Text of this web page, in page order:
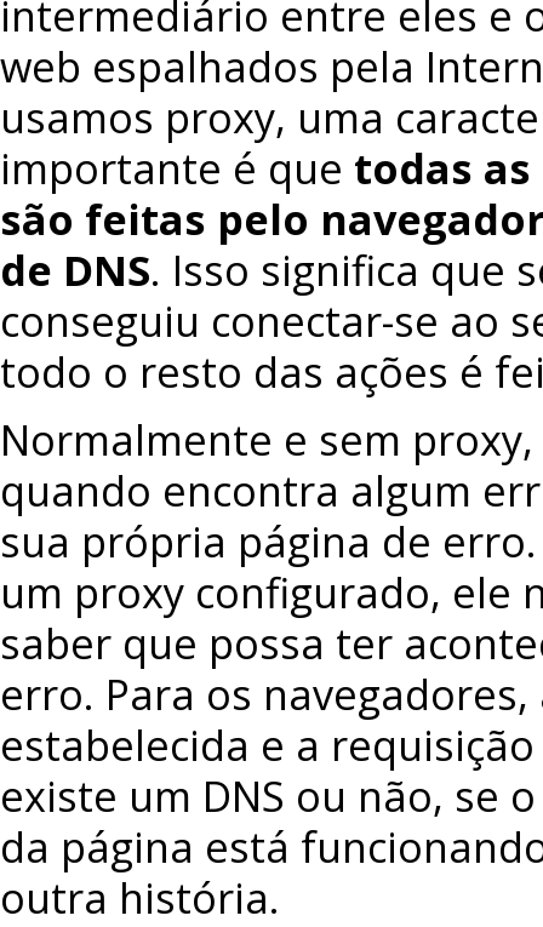
intermediário entre eles e
web espalhados pela
usamos proxy, uma
importante é que todas
são feitas pelo
de DNS. Isso significa que
conseguiu conectar-se ao
todo o resto das ações é
Normalmente e sem
quando encontra algum
sua própria página de
um proxy configurado, ele
saber que possa ter
erro. Para os
estabelecida e a
existe um DNS ou não, se
da página está
outra história.